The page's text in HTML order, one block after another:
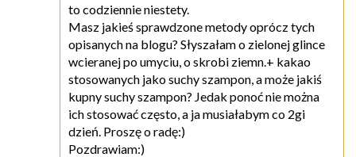
to codziennie niestety.
Masz jakieś sprawdzone metody oprócz tych
opisanych na blogu? Słyszałam o zielonej glince
wcieranej po umyciu, o skrobi ziemn.+ kakao
stosowanych jako suchy szampon, a może jakiś
kupny suchy szampon? Jedak ponoć nie można
ich stosować często, a ja musiałabym co 2gi
dzień. Proszę o radę:)
Pozdrawiam:)